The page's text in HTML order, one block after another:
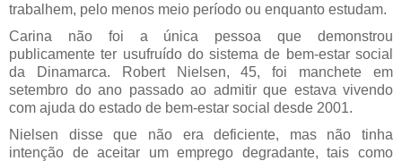
trabalhem, pelo menos meio período ou enquanto estudam.
Carina não foi a única pessoa que demonstrou
publicamente ter usufruído do sistema de bem-estar social
da Dinamarca. Robert Nielsen, 45, foi manchete em
setembro do ano passado ao admitir que estava vivendo
com ajuda do estado de bem-estar social desde 2001.
Nielsen disse que não era deficiente, mas não tinha
intenção de aceitar um emprego degradante, tais como